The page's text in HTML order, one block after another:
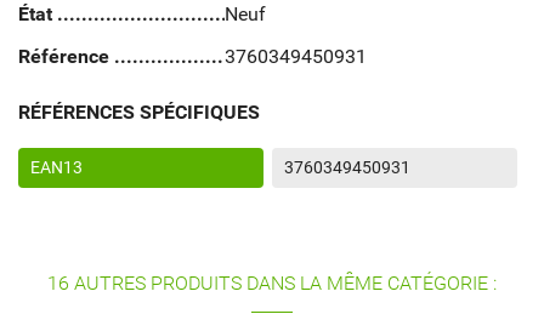
État
Neuf
Référence
3760349450931
RÉFÉRENCES SPÉCIFIQUES
EAN13 3760349450931
16 AUTRES PRODUITS DANS LA MÊME CATÉGORIE :